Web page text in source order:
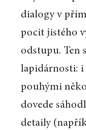
dialogy v
pocit jistého
odstupu. Ten
lapidárnosti: i
pouhými
dovede
detaily